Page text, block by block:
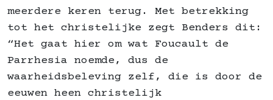
meerdere keren terug. Met betrekking
tot het christelijke zegt Benders dit:
“Het gaat hier om wat Foucault de
Parrhesia noemde, dus de
waarheidsbeleving zelf, die is door de
eeuwen heen christelijk